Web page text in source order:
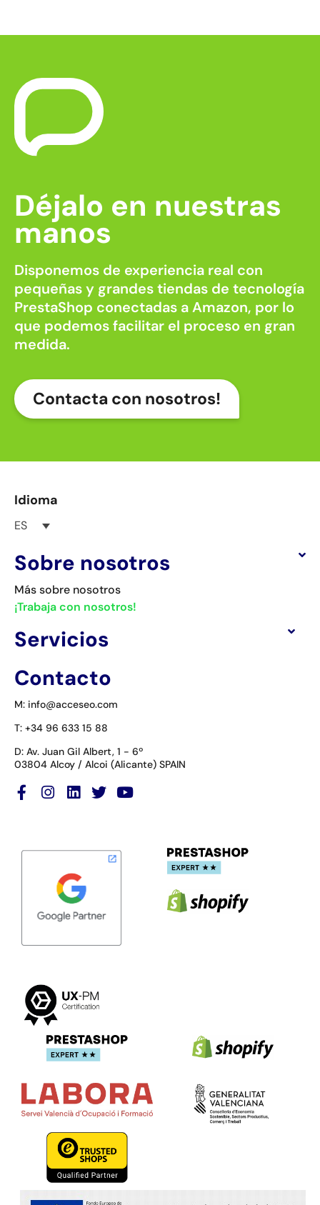
Déjalo en nuestras
manos
Disponemos de experiencia real con
pequeñas y grandes tiendas de tecnología
PrestaShop conectadas a Amazon, por lo
que podemos facilitar el proceso en gran
medida.
Contacta con nosotros!
Idioma
ES
Sobre nosotros
Más sobre nosotros
¡Trabaja con nosotros!
Servicios
Contacto
M: info@acceseo.com
T: +34 96 633 15 88
D: Av. Juan Gil Albert, 1 - 6º
03804 Alcoy / Alcoi (Alicante) SPAIN